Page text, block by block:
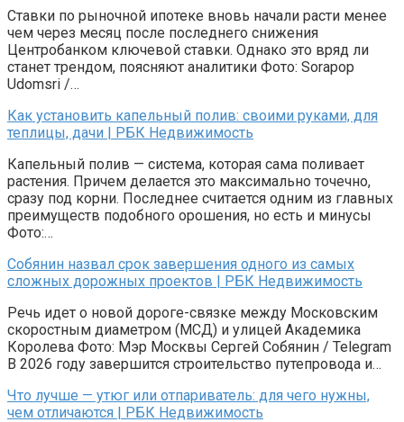
Ставки по рыночной ипотеке вновь начали расти менее
чем через месяц после последнего снижения
Центробанком ключевой ставки. Однако это вряд ли
станет трендом, поясняют аналитики Фото: Sorapop
Udomsri /…
Как установить капельный полив: своими руками, для
теплицы, дачи | РБК Недвижимость
Капельный полив — система, которая сама поливает
растения. Причем делается это максимально точечно,
сразу под корни. Последнее считается одним из главных
преимуществ подобного орошения, но есть и минусы
Фото:…
Собянин назвал срок завершения одного из самых
сложных дорожных проектов | РБК Недвижимость
Речь идет о новой дороге-связке между Московским
скоростным диаметром (МСД) и улицей Академика
Королева Фото: Мэр Москвы Сергей Собянин / Telegram
В 2026 году завершится строительство путепровода и…
Что лучше — утюг или отпариватель: для чего нужны,
чем отличаются | РБК Недвижимость